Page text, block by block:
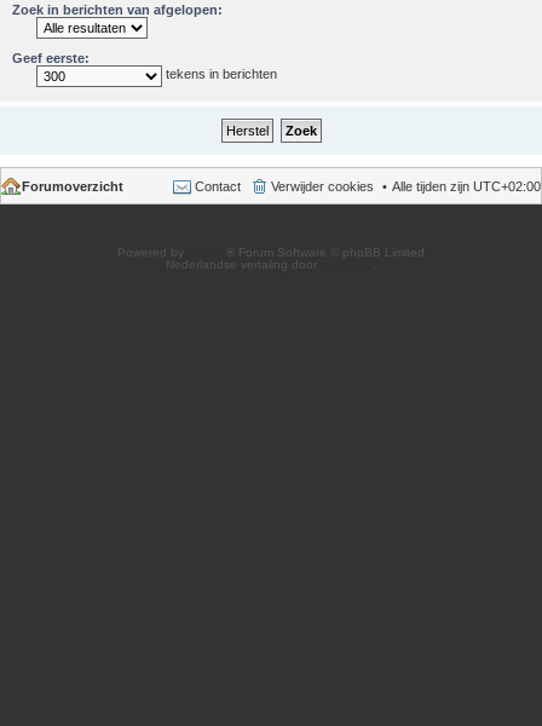
Zoek in berichten van afgelopen:
Geef eerste:
tekens in berichten
Forumoverzicht Alle tijden zijn UTC+02:00
Verwijder cookies
Contact
Powered by
® Forum Software © phpBB Limited
Nederlandse vertaling door